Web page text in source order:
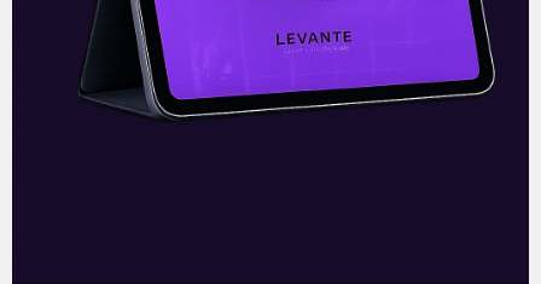
E Eu Com Isso? – Parlamento
britânico e Brexit
Parlamento britânico rejeita acordo do